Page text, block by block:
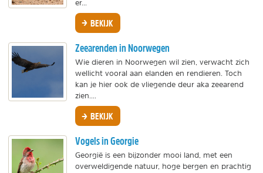
er...
BEKIJK
Zeearenden in Noorwegen
Wie dieren in Noorwegen wil zien, verwacht zich
wellicht vooral aan elanden en rendieren. Toch
kan je hier ook de vliegende deur aka zeearend
zien....
BEKIJK
Vogels in Georgie
Georgië is een bijzonder mooi land, met een
overweldigende natuur, hoge bergen en prachtig